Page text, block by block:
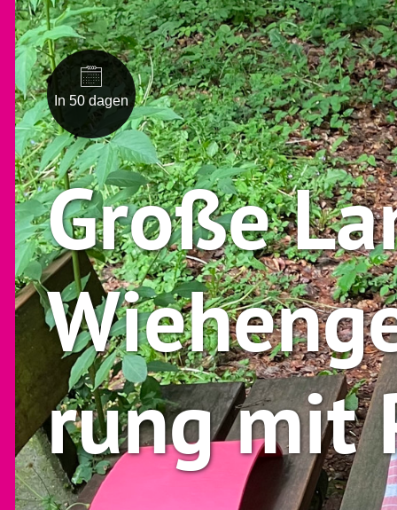
In 50 dagen
Große
rung mit